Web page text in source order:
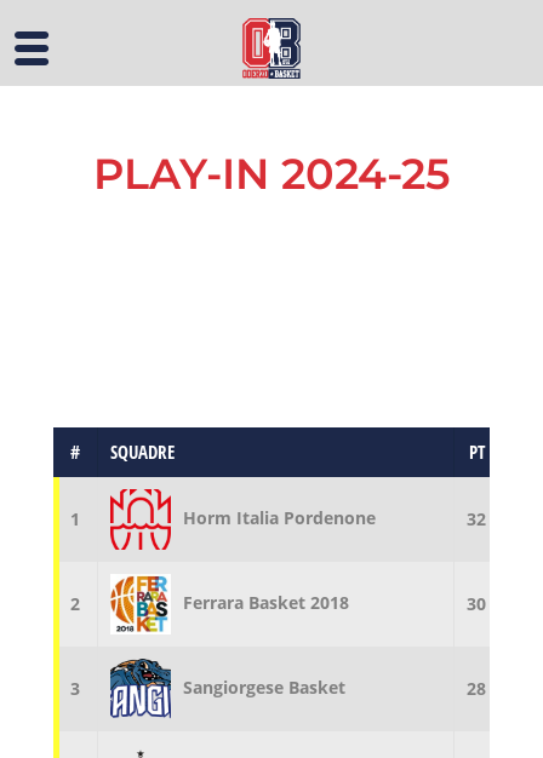
PLAY-IN 2024-25
# SQUADRE PT
1 Horm Italia Pordenone 32
2 Ferrara Basket 2018 30
3 Sangiorgese Basket 28